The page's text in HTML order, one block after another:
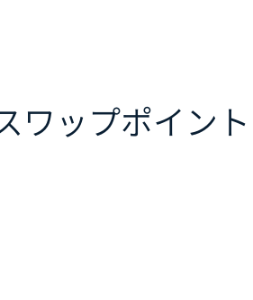
ワップポイント